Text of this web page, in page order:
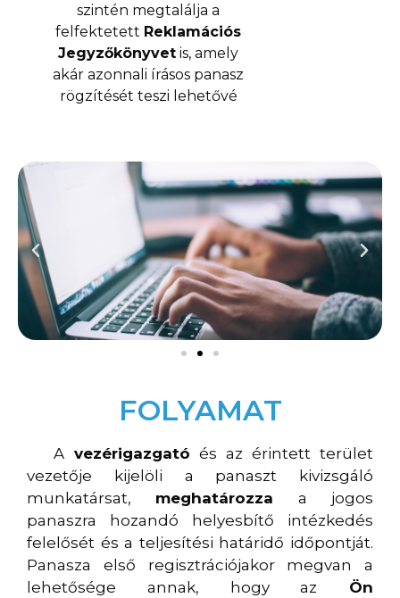
szintén megtalálja a
felfektetett Reklamációs
Jegyzőkönyvet is, amely
akár azonnali írásos panasz
rögzítését teszi lehetővé
FOLYAMAT
A vezérigazgató és az érintett terület
vezetője kijelöli a panaszt kivizsgáló
munkatársat, meghatározza a jogos
panaszra hozandó helyesbítő intézkedés
felelősét és a teljesítési határidő időpontját.
Panasza első regisztrációjakor megvan a
lehetősége annak, hogy az Ön